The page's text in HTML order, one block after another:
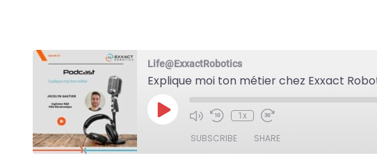
Life@ExxactRobotics
Explique moi ton métier chez Exxact
Play
Episode
1x
SUBSCRIBE SHARE